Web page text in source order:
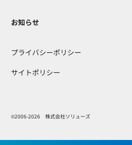
お知らせ
プライバシーポリシー
サイトポリシー
©2006-2026 株式会社ソリューズ